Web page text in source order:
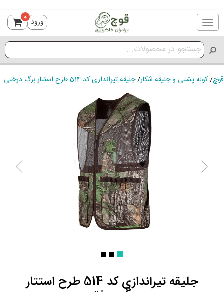
Toggle
navigation
ورود 0
قوچ/کوله پشتی و جلیقه شکار/جلیقه تیراندازی کد 514 طرح استتار برگ درختی
جلیقه تیراندازی کد 514 طرح استتار